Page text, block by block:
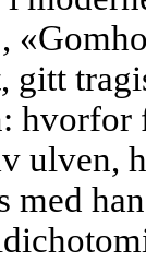
gitt
ulven,
med